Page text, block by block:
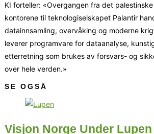
KI forteller: «Overgangen fra det
kontorene til teknologiselskapet Palantir
datainnsamling, overvåking og moderne
leverer programvare for dataanalyse,
etterretning som brukes av forsvars- og
over hele verden.»
SE OGSÅ
Visjon Norge Under Lupen